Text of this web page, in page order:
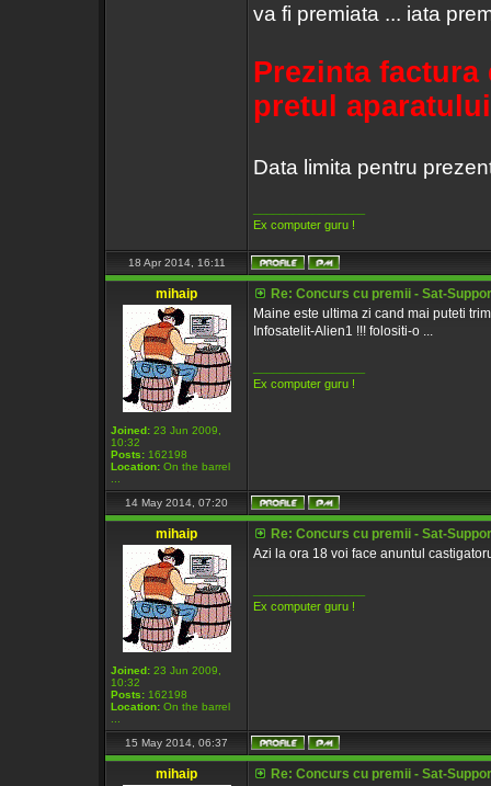
va fi premiata ... iata
Prezinta
pretul aparatului
Data limita pentru
Ex computer guru !
18 Apr 2014, 16:11
mihaip
Joined: 23 Jun 2009,
10:32
Posts: 162198
Location: On the barrel
Re: Concurs cu premii - Sat-
Maine este ultima zi cand mai puteti
Infosatelit-Alien1 !!! folositi-o ...
Ex computer guru !
14 May 2014, 07:20
mihaip
Joined: 23 Jun 2009,
10:32
Posts: 162198
Location: On the barrel
Re: Concurs cu premii - Sat-
Azi la ora 18 voi face anuntul
Ex computer guru !
15 May 2014, 06:37
mihaip Re: Concurs cu premii - Sat-